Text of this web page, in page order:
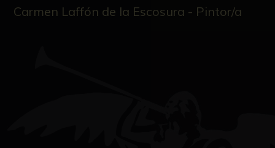
Carmen Laffón de la Escosura - Pintor/a